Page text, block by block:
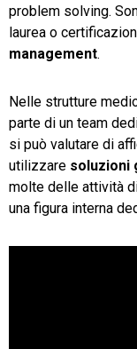
problem solving.
laurea o
management.
Nelle strutture
parte di un team
si può valutare di
utilizzare soluzioni
molte delle attività
una figura interna